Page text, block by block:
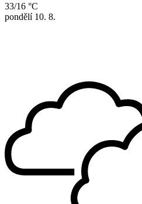
33/16 °C
pondělí 10. 8.